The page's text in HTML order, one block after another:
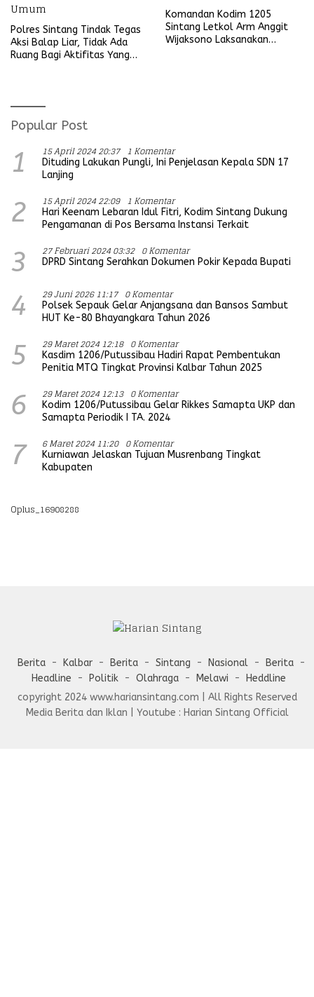
Polres Sintang Tindak Tegas
Aksi Balap Liar, Tidak Ada
Ruang Bagi Aktifitas Yang
Komandan Kodim 1205
Sintang Letkol Arm Anggit
Wijaksono Laksanakan
Popular Post
1 15 April 2024 20:37 1 Komentar
Dituding Lakukan Pungli, Ini Penjelasan Kepala SDN 17
Lanjing
2 15 April 2024 22:09 1 Komentar
Hari Keenam Lebaran Idul Fitri, Kodim Sintang Dukung
Pengamanan di Pos Bersama Instansi Terkait
3 27 Februari 2024 03:32 0 Komentar
DPRD Sintang Serahkan Dokumen Pokir Kepada Bupati
4 29 Juni 2026 11:17 0 Komentar
Polsek Sepauk Gelar Anjangsana dan Bansos Sambut
HUT Ke-80 Bhayangkara Tahun 2026
5 29 Maret 2024 12:18 0 Komentar
Kasdim 1206/Putussibau Hadiri Rapat Pembentukan
Penitia MTQ Tingkat Provinsi Kalbar Tahun 2025
6 29 Maret 2024 12:13 0 Komentar
Kodim 1206/Putussibau Gelar Rikkes Samapta UKP dan
Samapta Periodik I TA. 2024
7 6 Maret 2024 11:20 0 Komentar
Kurniawan Jelaskan Tujuan Musrenbang Tingkat
Kabupaten
Oplus_16908288
Berita Kalbar Berita Sintang Nasional
Berita
Headline
Politik Olahraga Melawi
Heddline
copyright 2024 www.hariansintang.com | All Rights Reserved
Media Berita dan Iklan | Youtube : Harian Sintang Official